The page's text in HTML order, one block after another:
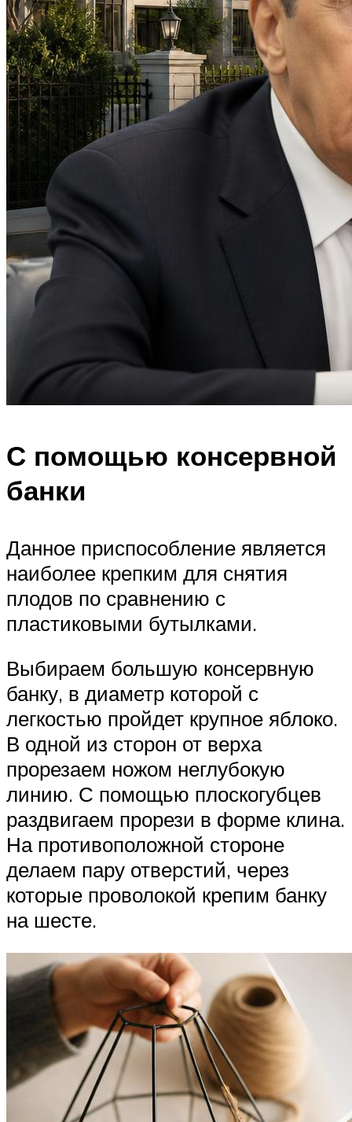
С помощью консервной
банки
Данное приспособление является
наиболее крепким для снятия
плодов по сравнению с
пластиковыми бутылками.
Выбираем большую консервную
банку, в диаметр которой с
легкостью пройдет крупное яблоко.
В одной из сторон от верха
прорезаем ножом неглубокую
линию. С помощью плоскогубцев
раздвигаем прорези в форме клина.
На противоположной стороне
делаем пару отверстий, через
которые проволокой крепим банку
на шесте.